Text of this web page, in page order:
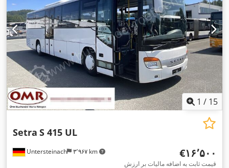
1 / 15
Untersteinach ۳٬۹۶۷ km
Setra S 415 UL
‎€۱۶٬۵۰۰
قیمت ثابت به اضافه مالیات بر ارزش